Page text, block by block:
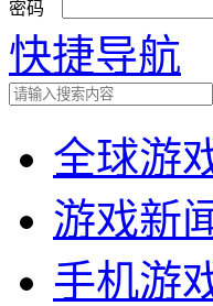
密码
快捷导航
全球游
游戏新
手机游